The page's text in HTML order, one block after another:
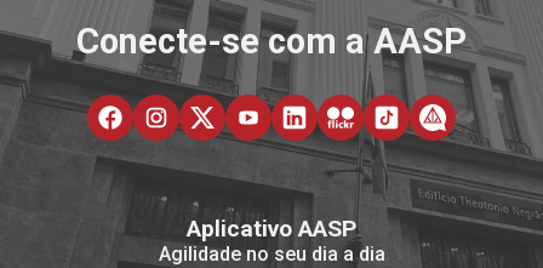
Conecte-se com a AASP
Aplicativo AASP
Agilidade no seu dia a dia